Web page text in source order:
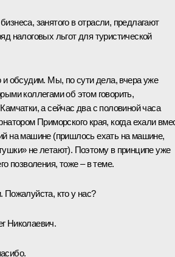
занятого в отрасли, предлагают
налоговых льгот для туристической
и обсудим. Мы, по сути дела, вчера уже
коллегами об этом говорить,
а сейчас два с половиной часа
Приморского края, когда ехали
на машине (пришлось ехать на машине,
не летают). Поэтому в принципе уже
позволения, тоже – в теме.
Пожалуйста, кто у нас?
Николаевич.